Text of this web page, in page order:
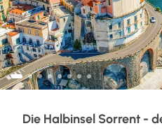
Eventreisen
Klassische Konzerte
Konzertreisen
Kurzurlaub
Ruhr & Rhein
Europa
Die Halbinsel Sorrent -